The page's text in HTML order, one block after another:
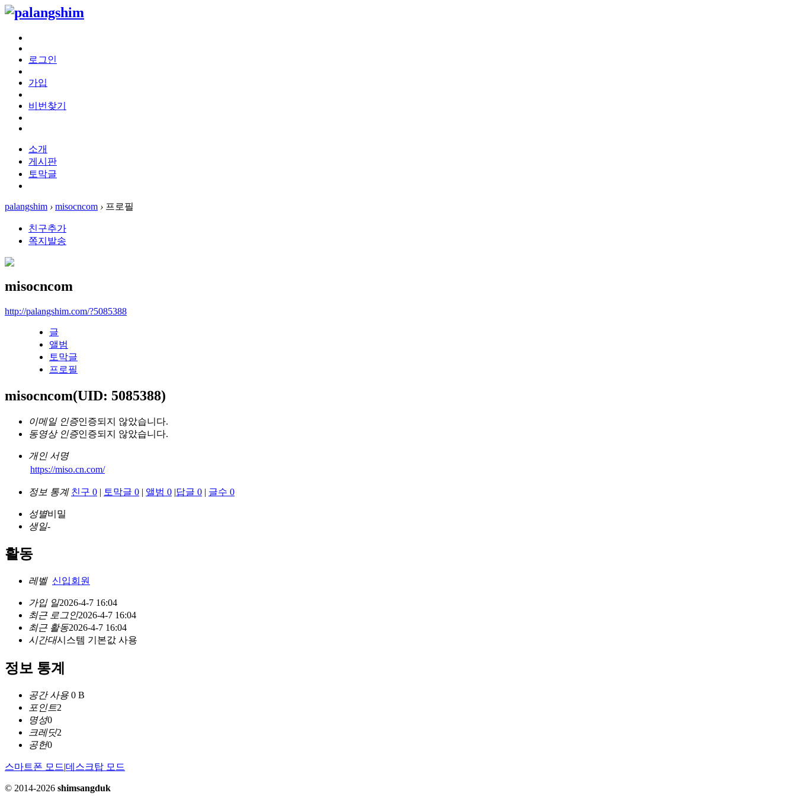
로그인
가입
비번찾기
소개
게시판
토막글
palangshim › misocncom › 프로필
친구추가
쪽지발송
misocncom
http://palangshim.com/?5085388
글
앨범
토막글
프로필
misocncom(UID: 5085388)
이메일 인증인증되지 않았습니다.
동영상 인증인증되지 않았습니다.
개인 서명
https://miso.cn.com/
정보 통계 친구 0 | 토막글 0 | 앨범 0 |답글 0 | 글수 0
성별비밀
생일-
활동
레벨 신입회원
가입 일2026-4-7 16:04
최근 로그인2026-4-7 16:04
최근 활동2026-4-7 16:04
시간대시스템 기본값 사용
정보 통계
공간 사용 0 B
포인트2
명성0
크레딧2
공헌0
스마트폰 모드|데스크탑 모드
© 2014-2026 shimsangduk